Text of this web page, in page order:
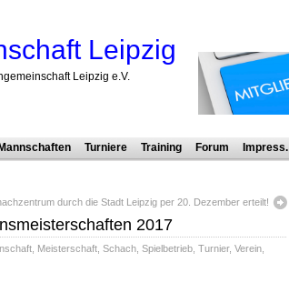
Leipzig
Leipzig e.V.
Mannschaften Turniere Training Forum Impress.
durch die Stadt Leipzig per 20. Dezember erteilt!
2017
Meisterschaft Schach Spielbetrieb Turnier, Verein